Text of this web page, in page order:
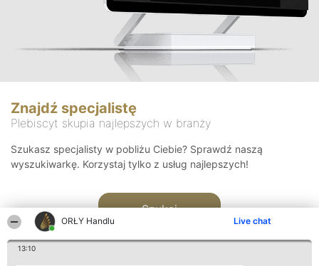
ORŁY Handlu Live chat
13:10
Znajdź specjalistę
Plebiscyt skupia najlepszych w branży
Szukasz specjalisty w pobliżu Ciebie? Sprawdź naszą
wyszukiwarkę. Korzystaj tylko z usług najlepszych!
Szukaj